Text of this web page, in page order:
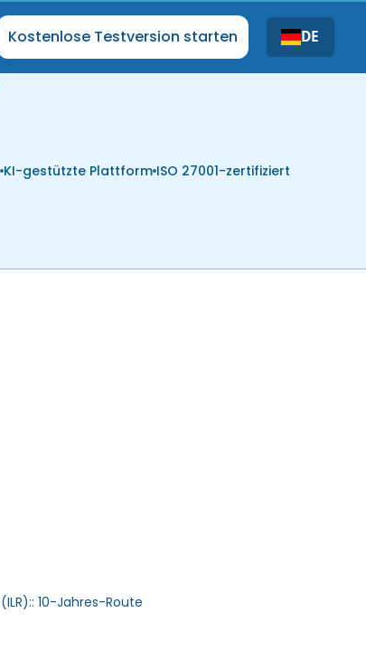
Kostenlose Testversion starten DE
KI-gestützte Plattform ISO 27001-zertifiziert